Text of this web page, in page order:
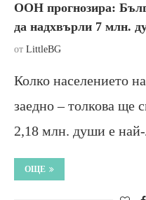
ООН прогнозира:
да надхвърли 7 млн.
от LittleBG
Колко населението
заедно – толкова ще
2,18 млн. души е
ОЩЕ